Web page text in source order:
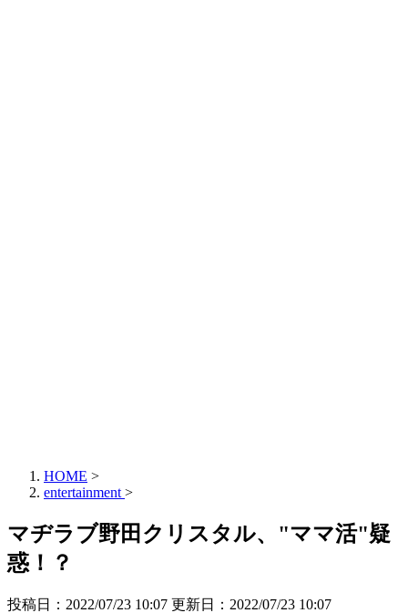
HOME >
entertainment >
マヂラブ野田クリスタル、"ママ活"疑
惑！？
投稿日：2022/07/23 10:07 更新日： 2022/07/23 10:07